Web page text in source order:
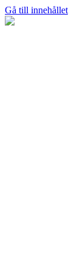
Gå till innehållet